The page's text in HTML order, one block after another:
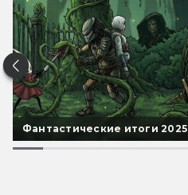
Фантастические итоги 2025